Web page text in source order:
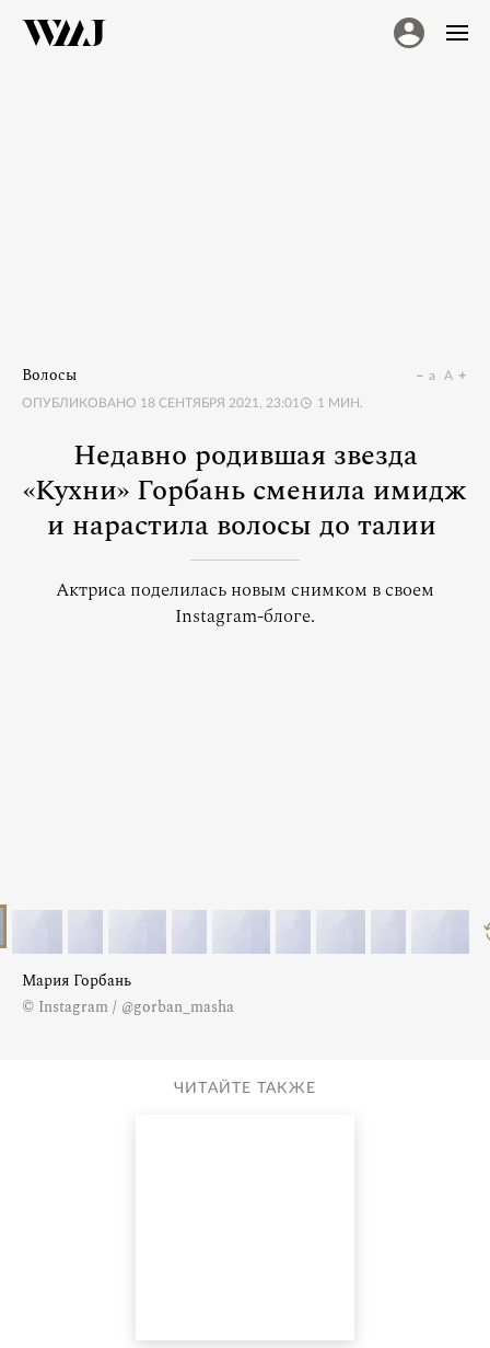
Волосы
ОПУБЛИКОВАНО 18 СЕНТЯБРЯ 2021, 23:01 1 МИН.
a A
Недавно родившая звезда
«Кухни» Горбань сменила имидж
и нарастила волосы до талии
Актриса поделилась новым снимком в своем
Instagram-блоге.
Мария Горбань
© Instagram / @gorban_masha
ЧИТАЙТЕ ТАКЖЕ